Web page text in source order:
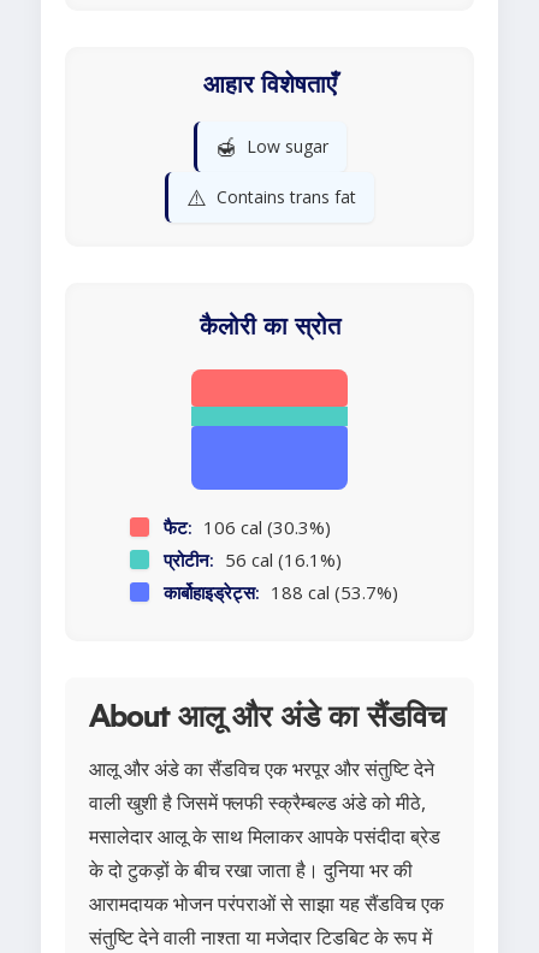
आहार विशेषताएँ
🍯 Low sugar
⚠️ Contains trans fat
कैलोरी का स्रोत
फैट: 106 cal (30.3%)
प्रोटीन: 56 cal (16.1%)
कार्बोहाइड्रेट्स: 188 cal (53.7%)
About आलू और अंडे का सैंडविच
आलू और अंडे का सैंडविच एक भरपूर और संतुष्टि देने
वाली खुशी है जिसमें फ्लफी स्क्रैम्बल्ड अंडे को मीठे,
मसालेदार आलू के साथ मिलाकर आपके पसंदीदा ब्रेड
के दो टुकड़ों के बीच रखा जाता है। दुनिया भर की
आरामदायक भोजन परंपराओं से साझा यह सैंडविच एक
संतुष्टि देने वाली नाश्ता या मजेदार टिडबिट के रूप में